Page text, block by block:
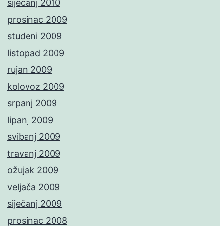
siječanj 2010
prosinac 2009
studeni 2009
listopad 2009
rujan 2009
kolovoz 2009
srpanj 2009
lipanj 2009
svibanj 2009
travanj 2009
ožujak 2009
veljača 2009
siječanj 2009
prosinac 2008